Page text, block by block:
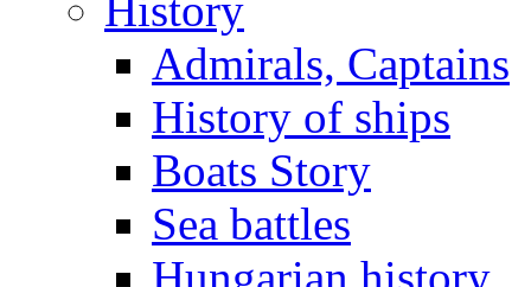
Admirals, Captains
History of ships
Boats Story
Sea battles
Hungarian history